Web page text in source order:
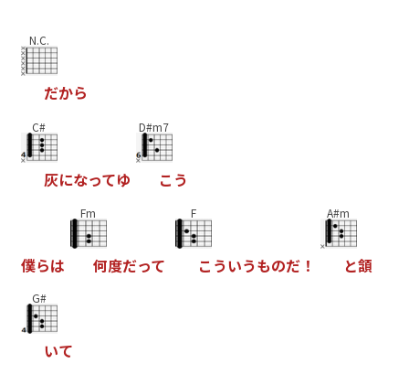
N.C.
だから
C#
灰になってゆ
D#m7
こ う
僕らは
Fm
何度だって
F
こ ういうものだ！
A#m
と頷
G#
いて